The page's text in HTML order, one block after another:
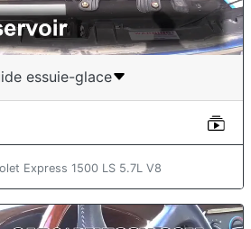
essuie-glace
Express 1500 LS 5.7L V8